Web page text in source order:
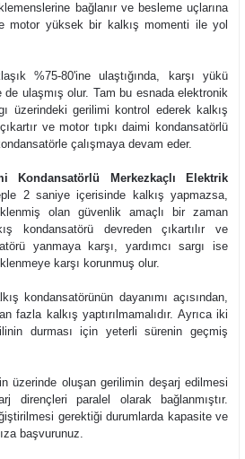
bağlanır ve besleme uçlarına
motor yüksek bir kalkış momenti ile yol
%75-80'ine ulaştığında, karşı yükü
de ulaşmış olur. Tam bu esnada elektronik
üzerindeki gerilimi kontrol ederek kalkış
ve motor tıpkı daimi kondansatörlü
çalışmaya devam eder.
Kondansatörlü Merkezkaçlı Elektrik
2 saniye içerisinde kalkış yapmazsa,
olan güvenlik amaçlı bir zaman
kondansatörü devreden çıkartılır ve
yanmaya karşı, yardımcı sargı ise
karşı korunmuş olur.
kondansatörünün dayanımı açısından,
fazla kalkış yaptırılmamalıdır. Ayrıca iki
durması için yeterli sürenin geçmiş
üzerinde oluşan gerilimin deşarj edilmesi
dirençleri paralel olarak bağlanmıştır.
gerektiği durumlarda kapasite ve
başvurunuz.